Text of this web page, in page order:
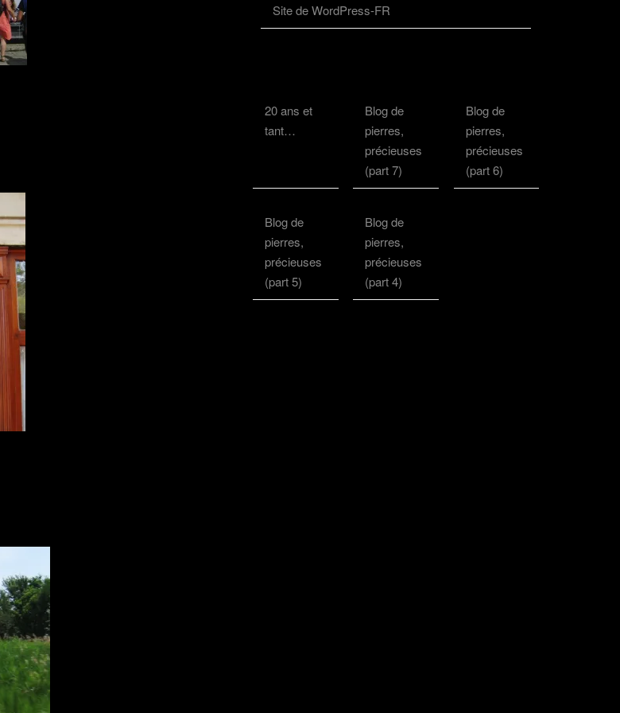
Site de WordPress-FR
20 ans et
tant…
Blog de
pierres,
précieuses
(part 7)
Blog de
pierres,
précieuses
(part 6)
Blog de
pierres,
précieuses
(part 5)
Blog de
pierres,
précieuses
(part 4)